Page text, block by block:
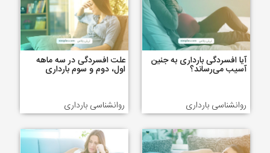
آیا افسردگی بارداری به جنین
آسیب می‌رساند؟
روانشناسی بارداری
علت افسردگی در سه ماهه
اول، دوم و سوم بارداری
روانشناسی بارداری